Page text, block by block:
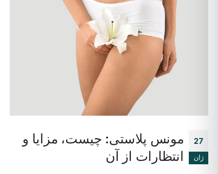
27
ژان
مونس پلاستی: چیست، مزایا و
انتظارات از آن